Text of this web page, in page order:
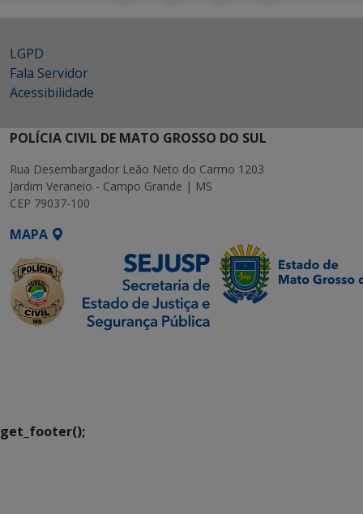
LGPD
Fala Servidor
Acessibilidade
POLÍCIA CIVIL DE MATO GROSSO DO SUL
Rua Desembargador Leão Neto do Carmo 1203
Jardim Veraneio - Campo Grande | MS
CEP 79037-100
MAPA
get_footer();